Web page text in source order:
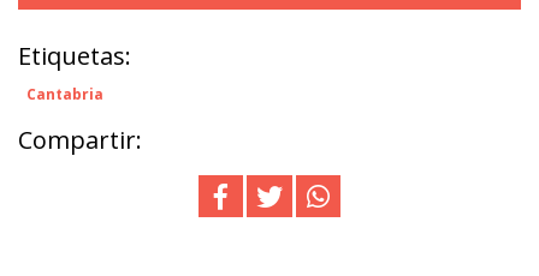
Etiquetas:
Cantabria
Compartir: